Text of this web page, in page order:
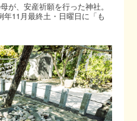
が、安産祈願を行った神社。
11月最終土・日曜日に「も